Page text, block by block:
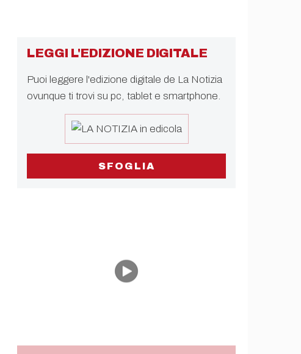
LEGGI L'EDIZIONE DIGITALE
Puoi leggere l'edizione digitale de La Notizia
ovunque ti trovi su pc, tablet e smartphone.
SFOGLIA